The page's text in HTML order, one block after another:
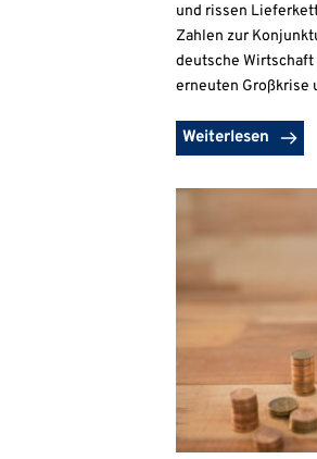
und rissen
Zahlen zur
deutsche
erneuten Großkrise
Weiterlesen